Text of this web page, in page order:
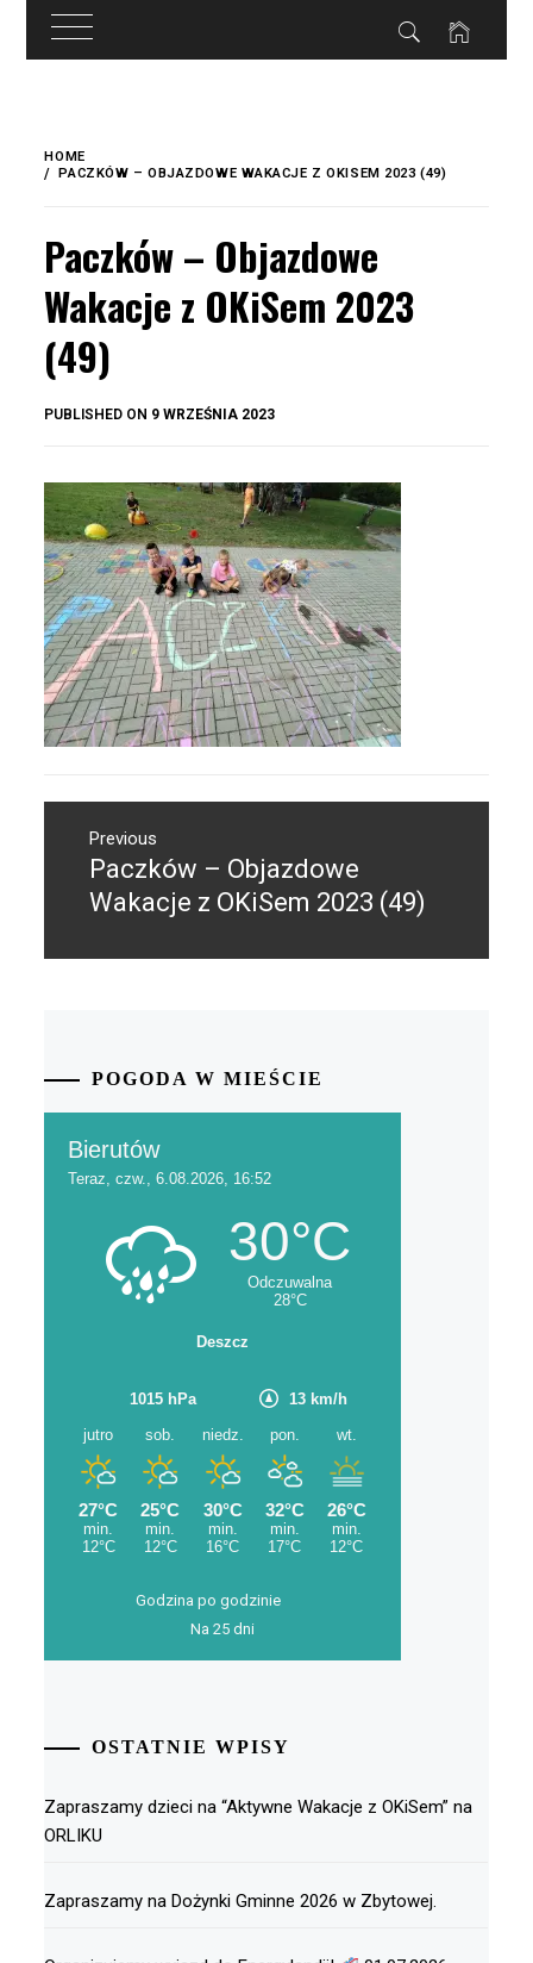
treści
content
HOME
PACZKÓW – OBJAZDOWE WAKACJE Z OKISEM 2023 (49)
Paczków – Objazdowe
Wakacje z OKiSem 2023
(49)
PUBLISHED ON 9 WRZEŚNIA 2023
wpisuPrevious
Previous
post:
Paczków – Objazdowe
Wakacje z OKiSem 2023 (49)
POGODA W MIEŚCIE
Godzina po godzinie
Na 25 dni
OSTATNIE WPISY
Zapraszamy dzieci na “Aktywne Wakacje z OKiSem” na
ORLIKU
Zapraszamy na Dożynki Gminne 2026 w Zbytowej.